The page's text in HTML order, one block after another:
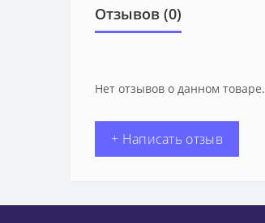
Отзывов (0)
Нет отзывов о данном товаре.
+ Написать отзыв